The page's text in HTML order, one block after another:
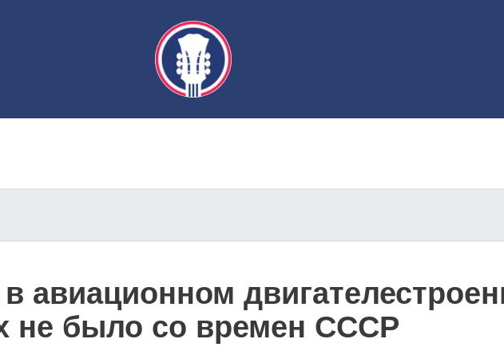
авиационном
не было со времен СССР